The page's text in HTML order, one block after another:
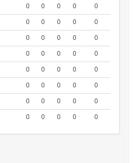
0 0 0 0
0
0 0 0 0
0
0 0 0 0
0
0 0 0 0
0
0 0 0 0
0
0 0 0 0
0
0 0 0 0
0
0 0 0 0 0